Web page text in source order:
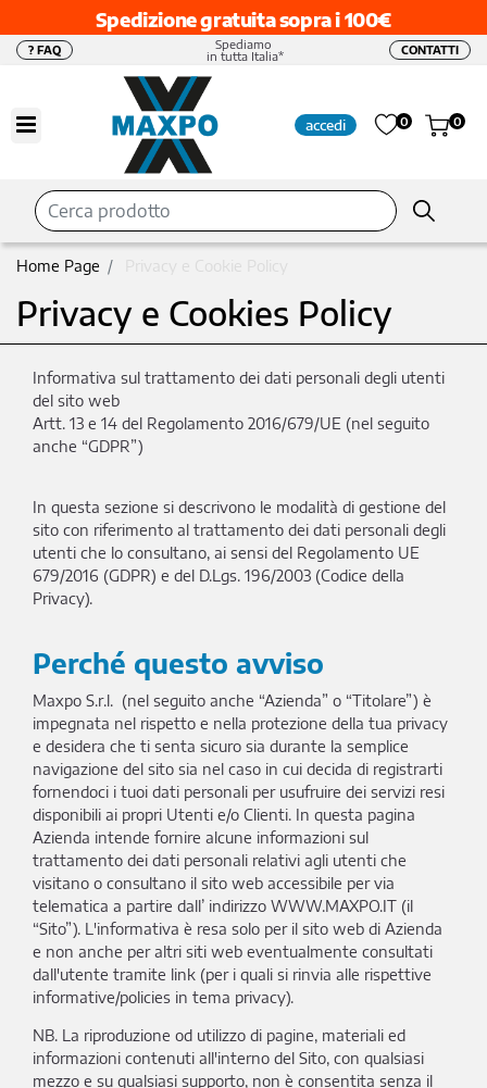
Spedizione gratuita sopra i 100€
? FAQ
Spediamo
in tutta Italia*
CONTATTI
Open menu accedi 0 0
Home Page
Privacy e Cookies Policy
Informativa sul trattamento dei dati personali degli utenti
del sito web
Artt. 13 e 14 del Regolamento 2016/679/UE (nel seguito
anche “GDPR”)
In questa sezione si descrivono le modalità di gestione del
sito con riferimento al trattamento dei dati personali degli
utenti che lo consultano, ai sensi del Regolamento UE
679/2016 (GDPR) e del D.Lgs. 196/2003 (Codice della
Privacy).
Perché questo avviso
Maxpo S.r.l. (nel seguito anche “Azienda” o “Titolare”) è
impegnata nel rispetto e nella protezione della tua privacy
e desidera che ti senta sicuro sia durante la semplice
navigazione del sito sia nel caso in cui decida di registrarti
fornendoci i tuoi dati personali per usufruire dei servizi resi
disponibili ai propri Utenti e/o Clienti. In questa pagina
Azienda intende fornire alcune informazioni sul
trattamento dei dati personali relativi agli utenti che
visitano o consultano il sito web accessibile per via
telematica a partire dall’ indirizzo WWW.MAXPO.IT (il
“Sito”). L'informativa è resa solo per il sito web di Azienda
e non anche per altri siti web eventualmente consultati
dall'utente tramite link (per i quali si rinvia alle rispettive
informative/policies in tema privacy).
NB. La riproduzione od utilizzo di pagine, materiali ed
informazioni contenuti all'interno del Sito, con qualsiasi
mezzo e su qualsiasi supporto, non è consentita senza il